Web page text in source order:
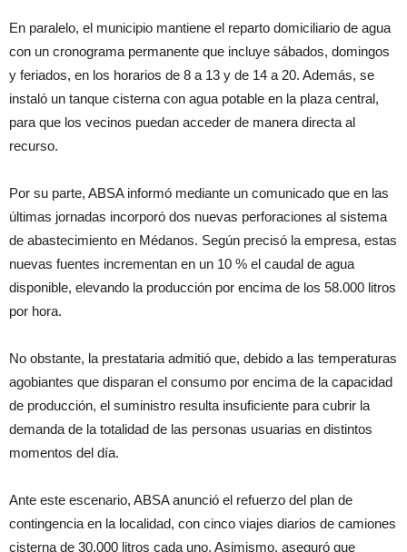
En paralelo, el municipio mantiene el reparto domiciliario de agua
con un cronograma permanente que incluye sábados, domingos
y feriados, en los horarios de 8 a 13 y de 14 a 20. Además, se
instaló un tanque cisterna con agua potable en la plaza central,
para que los vecinos puedan acceder de manera directa al
recurso.
Por su parte, ABSA informó mediante un comunicado que en las
últimas jornadas incorporó dos nuevas perforaciones al sistema
de abastecimiento en Médanos. Según precisó la empresa, estas
nuevas fuentes incrementan en un 10 % el caudal de agua
disponible, elevando la producción por encima de los 58.000 litros
por hora.
No obstante, la prestataria admitió que, debido a las temperaturas
agobiantes que disparan el consumo por encima de la capacidad
de producción, el suministro resulta insuficiente para cubrir la
demanda de la totalidad de las personas usuarias en distintos
momentos del día.
Ante este escenario, ABSA anunció el refuerzo del plan de
contingencia en la localidad, con cinco viajes diarios de camiones
cisterna de 30.000 litros cada uno. Asimismo, aseguró que